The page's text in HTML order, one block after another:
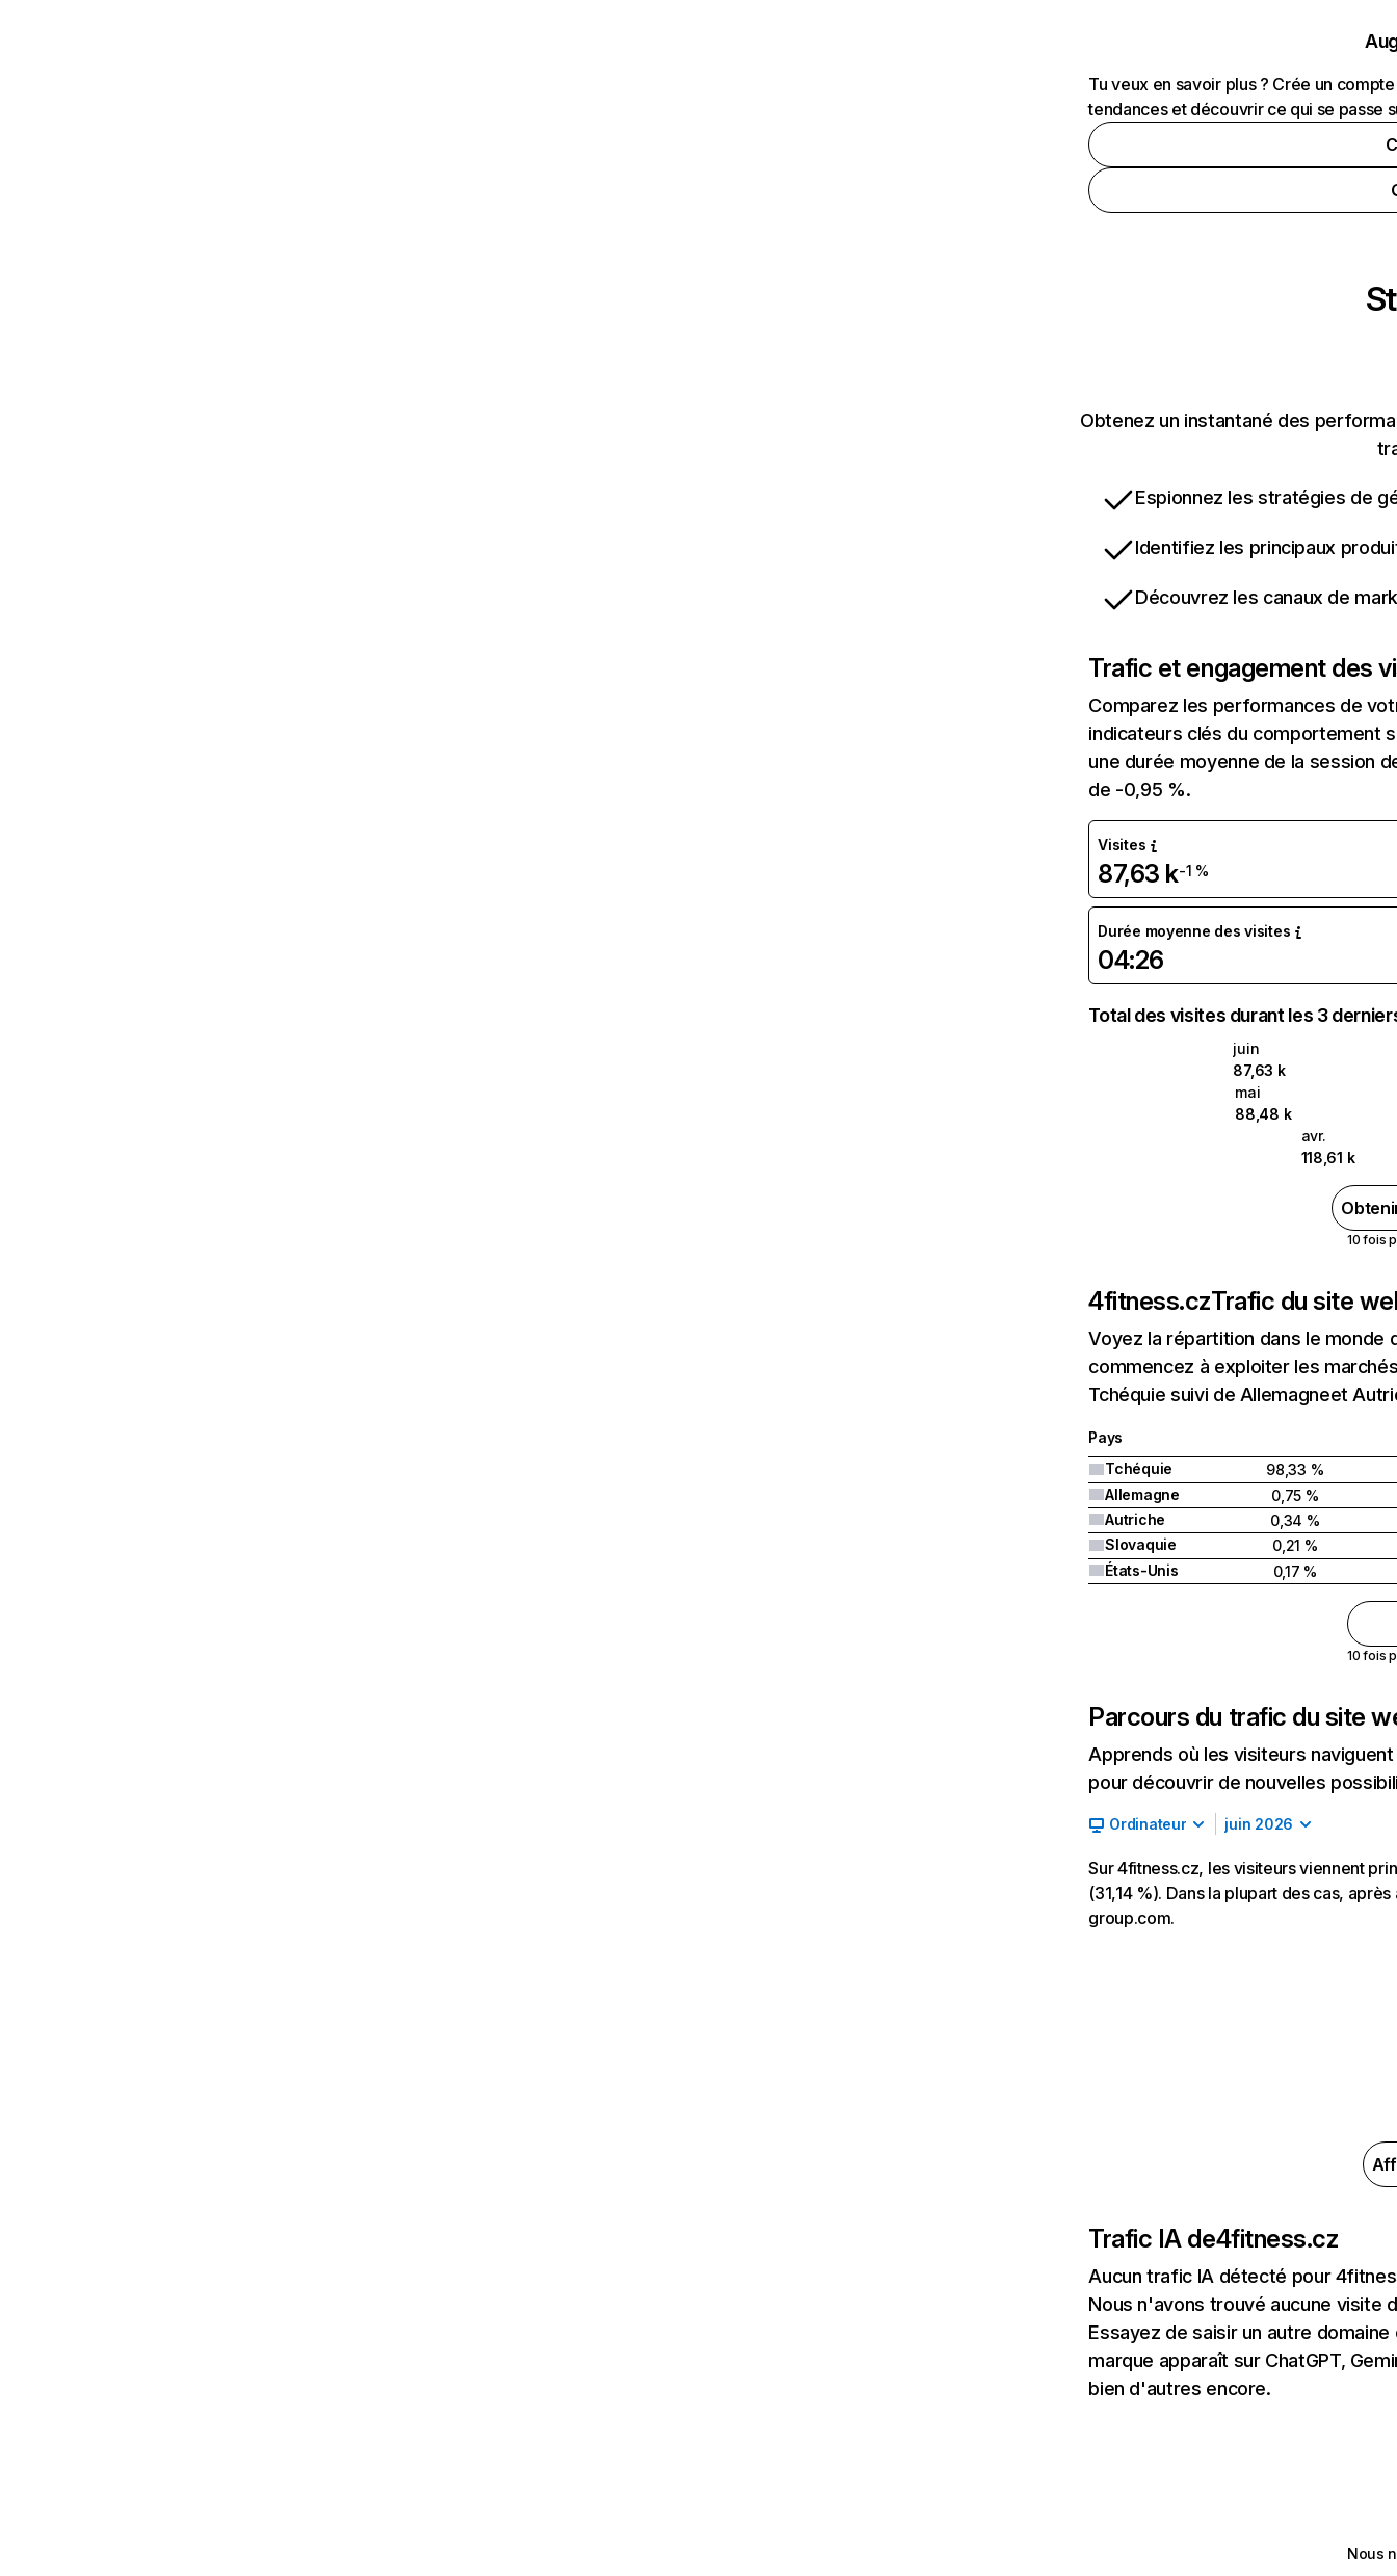
Tu veux en savoir plus ? Crée un
tendances et découvrir ce qui se passe
Obtenez un instantané des
Espionnez les stratégies de
Identifiez les principaux
Découvrez les canaux de
Trafic et engagement des
Comparez les performances de
indicateurs clés du comportement
une durée moyenne de la session
de -0,95 %.
Visites
87,63 k-1 %
Durée moyenne des visites
04:26
Total des visites durant les 3
juin
87,63 k
mai
88,48 k
avr.
118,61 k
10 fois
4fitness.czTrafic du site
Voyez la répartition dans le
commencez à exploiter les
Tchéquie suivi de Allemagneet
Pays
Tchéquie
98,33 %
Allemagne
0,75 %
Autriche
0,34 %
Slovaquie
0,21 %
États-Unis
0,17 %
10 fois
Parcours du trafic du site
Apprends où les visiteurs
pour découvrir de nouvelles
Ordinateur juin 2026
Sur 4fitness.cz, les visiteurs viennent
(31,14 %). Dans la plupart des cas,
group.com.
Trafic IA de4fitness.cz
Aucun trafic IA détecté pour
Nous n'avons trouvé aucune visite
Essayez de saisir un autre
marque apparaît sur ChatGPT,
bien d'autres encore.
Nous